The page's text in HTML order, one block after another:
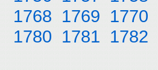
1768 1769 1770
1780 1781 1782